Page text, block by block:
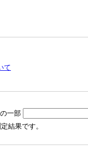
て
一部
結果です。